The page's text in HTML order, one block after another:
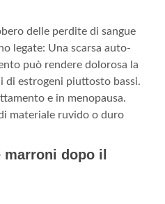
delle perdite di sangue
legate: Una scarsa auto-
può rendere dolorosa la
di estrogeni piuttosto bassi.
e in menopausa.
materiale ruvido o duro
dopo il